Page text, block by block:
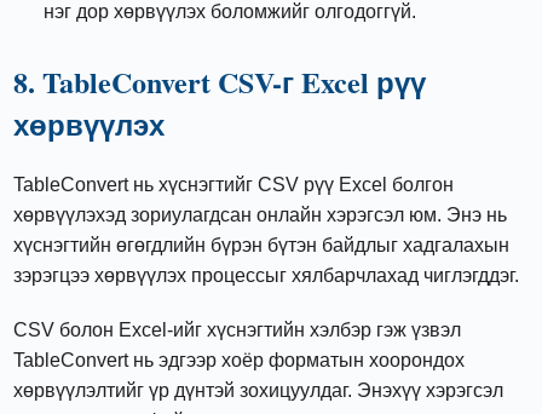
нэг дор хөрвүүлэх боломжийг олгодоггүй.
8. TableConvert CSV-г Excel рүү
хөрвүүлэх
TableConvert нь хүснэгтийг CSV рүү Excel болгон
хөрвүүлэхэд зориулагдсан онлайн хэрэгсэл юм. Энэ нь
хүснэгтийн өгөгдлийн бүрэн бүтэн байдлыг хадгалахын
зэрэгцээ хөрвүүлэх процессыг хялбарчлахад чиглэгддэг.
CSV болон Excel-ийг хүснэгтийн хэлбэр гэж үзвэл
TableConvert нь эдгээр хоёр форматын хоорондох
хөрвүүлэлтийг үр дүнтэй зохицуулдаг. Энэхүү хэрэгсэл